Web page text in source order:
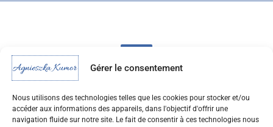
Gérer le consentement
Nous utilisons des technologies telles que les cookies pour stocker et/ou
accéder aux informations des appareils, dans l'objectif d'offrir une
navigation fluide sur notre site. Le fait de consentir à ces technologies nous